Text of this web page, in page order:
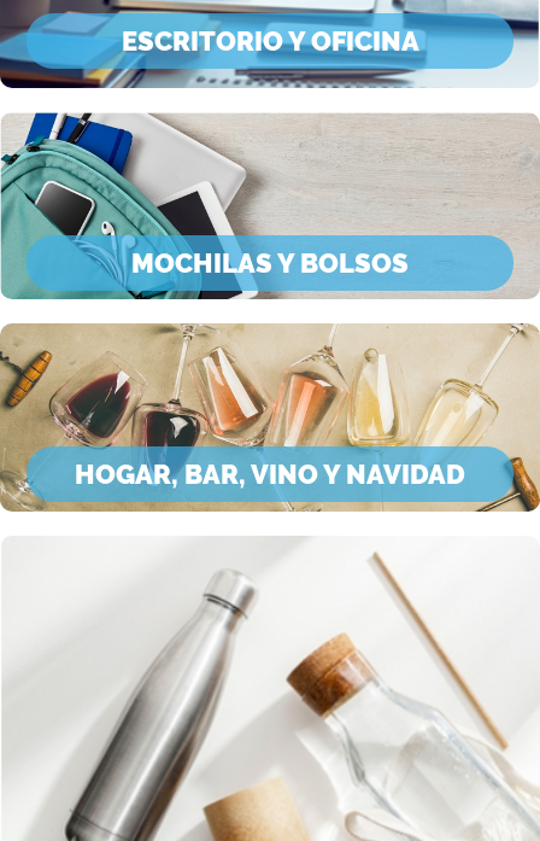
ESCRITORIO Y OFICINA
MOCHILAS Y BOLSOS
HOGAR, BAR, VINO Y NAVIDAD